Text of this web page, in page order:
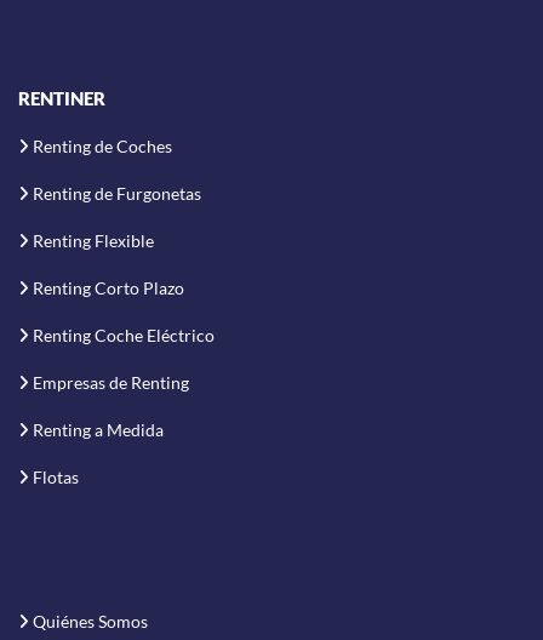
RENTINER
Renting de Coches
Renting de Furgonetas
Renting Flexible
Renting Corto Plazo
Renting Coche Eléctrico
Empresas de Renting
Renting a Medida
Flotas
Quiénes Somos